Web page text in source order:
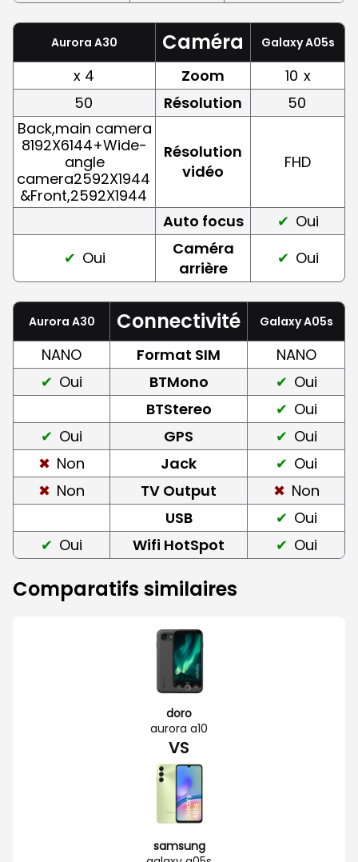
Aurora A30 Caméra Galaxy A05s
x 4 Zoom 10 x
50
Résolution
50
Back,main camera
8192X6144+Wide-
angle
camera2592X1944
&Front,2592X1944
Résolution
vidéo
FHD
Auto focus
Oui
Oui
Caméra
arrière
Oui
Aurora A30 Connectivité Galaxy A05s
NANO Format SIM
NANO
Oui
BTMono
Oui
BTStereo
Oui
Oui
GPS
Oui
Non
Jack
Oui
Non
TV Output
Non
USB
Oui
Oui
Wifi HotSpot Oui
Comparatifs similaires
doro
aurora a10
VS
samsung